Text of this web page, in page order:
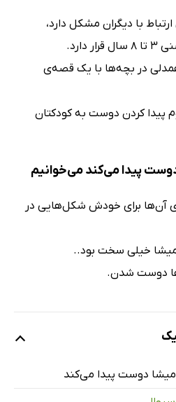
با دیگران مشکل دارد،
در بچه‌ها با یک قصه‌ی
پیدا کردن دوست به کودکتان
پیدا می‌کند می‌خوانیم
آن‌ها برای خودش شکل‌هایی در
میشا خیلی سخت بود..
دوست شدن.
دوست پیدا می‌کند